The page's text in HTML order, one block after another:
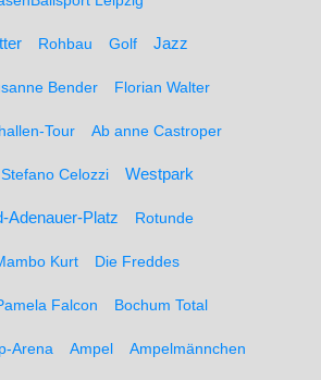
Rohbau Golf Jazz
Bender Florian Walter
Tour Ab anne Castroper
Stefano Celozzi Westpark
Adenauer-Platz Rotunde
Kurt Die Freddes
Falcon Bochum Total
Arena Ampel Ampelmännchen